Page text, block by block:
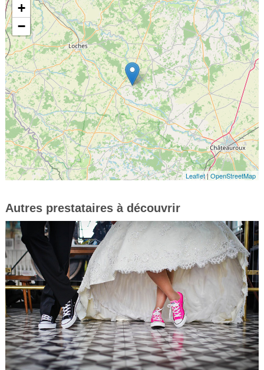
+
−
Leaflet|OpenStreetMap
Autres prestataires à découvrir